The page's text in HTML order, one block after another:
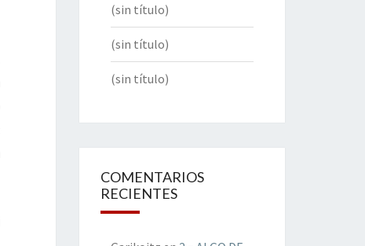
(sin título)
(sin título)
(sin título)
COMENTARIOS
RECIENTES